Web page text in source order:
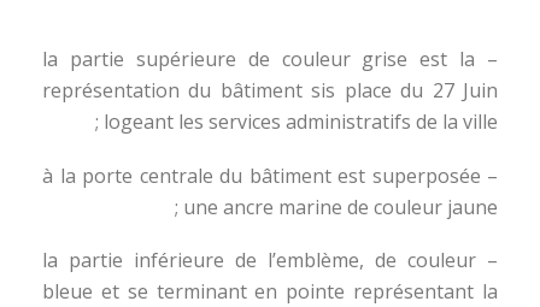
– la partie supérieure de couleur grise est la
représentation du bâtiment sis place du 27 Juin
logeant les services administratifs de la ville ;
– à la porte centrale du bâtiment est superposée
une ancre marine de couleur jaune ;
– la partie inférieure de l’emblème, de couleur
bleue et se terminant en pointe représentant la